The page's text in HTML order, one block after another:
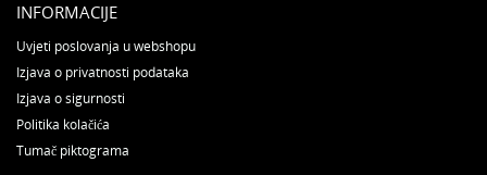
INFORMACIJE
Uvjeti poslovanja u webshopu
Izjava o privatnosti podataka
Izjava o sigurnosti
Politika kolačića
Tumač piktograma